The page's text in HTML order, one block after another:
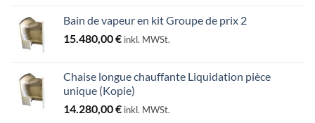
Bain de vapeur en kit Groupe de prix 2
15.480,00€ inkl. MWSt.
Chaise longue chauffante Liquidation pièce
unique (Kopie)
14.280,00€ inkl. MWSt.